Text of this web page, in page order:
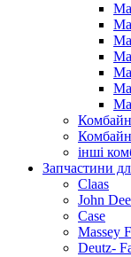
інші
Запчастини
Claas
John
Case
Massey
Deutz-